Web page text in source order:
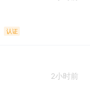
认证
2小时前